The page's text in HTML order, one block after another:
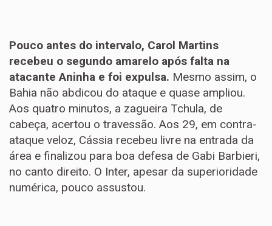
Pouco antes do intervalo, Carol Martins
recebeu o segundo amarelo após falta na
atacante Aninha e foi expulsa. Mesmo assim, o
Bahia não abdicou do ataque e quase ampliou.
Aos quatro minutos, a zagueira Tchula, de
cabeça, acertou o travessão. Aos 29, em contra-
ataque veloz, Cássia recebeu livre na entrada da
área e finalizou para boa defesa de Gabi Barbieri,
no canto direito. O Inter, apesar da superioridade
numérica, pouco assustou.